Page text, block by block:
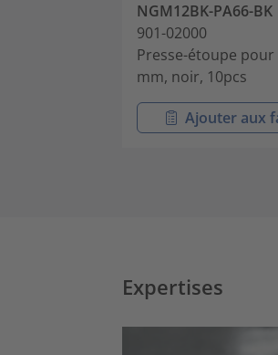
NGM12BK-PA66-BK
901-02000
Presse-étoupe pour
mm, noir, 10pcs
Ajouter aux
Expertises